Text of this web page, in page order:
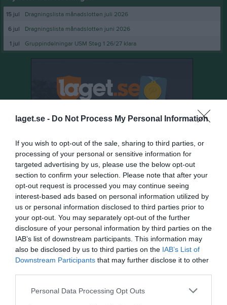
laget.se - Do Not Process My Personal Information
If you wish to opt-out of the sale, sharing to third parties, or
processing of your personal or sensitive information for
targeted advertising by us, please use the below opt-out
section to confirm your selection. Please note that after your
opt-out request is processed you may continue seeing
interest-based ads based on personal information utilized by
us or personal information disclosed to third parties prior to
your opt-out. You may separately opt-out of the further
disclosure of your personal information by third parties on the
IAB’s list of downstream participants. This information may
also be disclosed by us to third parties on the IAB’s List of
Downstream Participants that may further disclose it to other
Personal Data Processing Opt Outs
15 jul
Dragningslista månadslotten juli 2026
6 jul
Dragningslista månadslotten juni 2026
1 jul
Gruppindelningar USM Steg 1 26/27 klara
Senast uppladdade video